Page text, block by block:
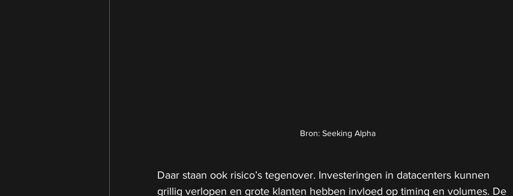
Bron: Seeking Alpha
Daar staan ook risico’s tegenover. Investeringen in datacenters kunnen
grillig verlopen en grote klanten hebben invloed op timing en volumes. De